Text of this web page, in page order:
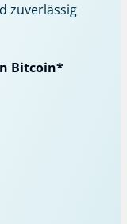
zuverlässig
Bitcoin*